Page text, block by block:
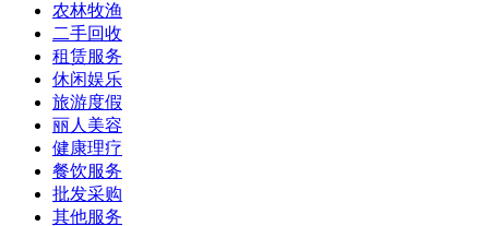
农林牧渔
二手回收
租赁服务
休闲娱乐
旅游度假
丽人美容
健康理疗
餐饮服务
批发采购
其他服务